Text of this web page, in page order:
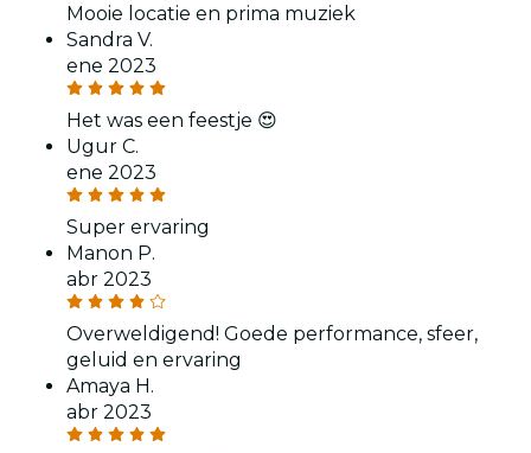
Mooie locatie en prima muziek
Sandra V.
ene 2023
Het was een feestje 😍
Ugur C.
ene 2023
Super ervaring
Manon P.
abr 2023
Overweldigend! Goede performance, sfeer,
geluid en ervaring
Amaya H.
abr 2023